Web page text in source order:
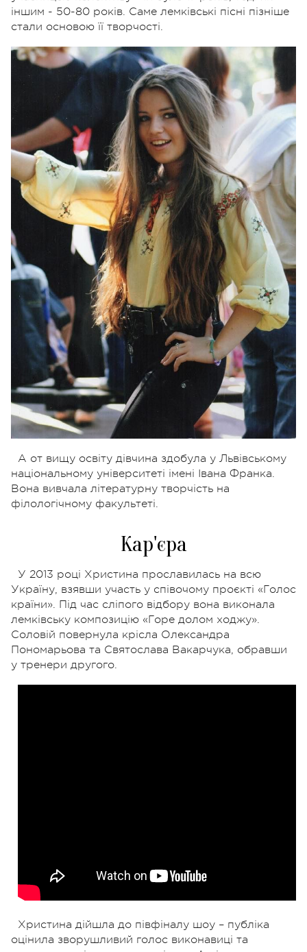
іншим - 50-80 років. Саме лемківські пісні пізніше
стали основою її творчості.
А от вищу освіту дівчина здобула у Львівському
національному університеті імені Івана Франка.
Вона вивчала літературну творчість на
філологічному факультеті.
Кар'єра
У 2013 році Христина прославилась на всю
Україну, взявши участь у співочому проєкті «Голос
країни». Під час сліпого відбору вона виконала
лемківську композицію «Горе долом ходжу».
Соловій повернула крісла Олександра
Пономарьова та Святослава Вакарчука, обравши
у тренери другого.
Христина дійшла до півфіналу шоу – публіка
оцінила зворушливий голос виконавиці та